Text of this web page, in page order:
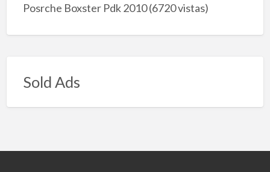
Posrche Boxster Pdk 2010(6720 vistas)
Sold Ads